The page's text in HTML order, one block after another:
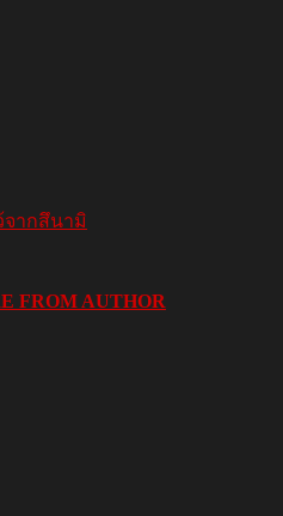
จากสึนามิ
FROM AUTHOR